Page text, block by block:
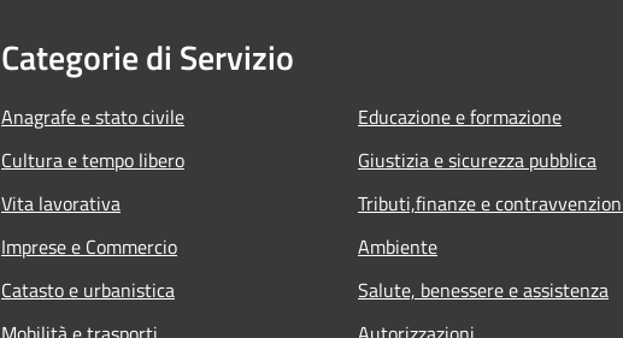
Categorie di Servizio
Anagrafe e stato civile
Cultura e tempo libero
Vita lavorativa
Imprese e Commercio
Catasto e urbanistica
Educazione e formazione
Giustizia e sicurezza pubblica
Tributi,finanze e
Ambiente
Salute, benessere e assistenza